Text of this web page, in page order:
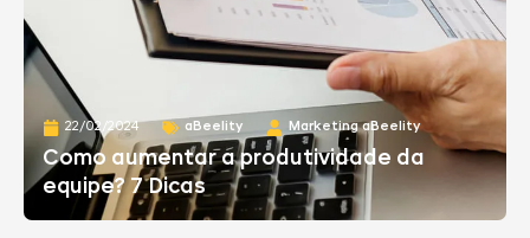
22/02/2024 aBeelity Marketing aBeelity
Como aumentar a produtividade da
equipe? 7 Dicas